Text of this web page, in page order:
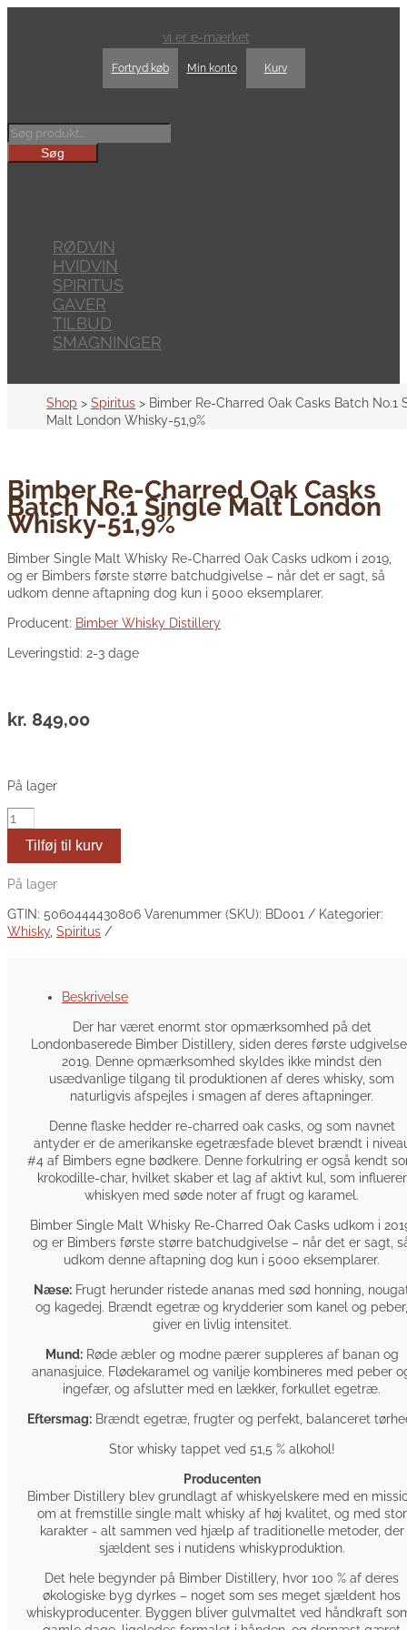
vi er e-mærket
Fortryd køb Min konto Kurv
Products
searchSøg
RØDVIN
HVIDVIN
SPIRITUS
GAVER
TILBUD
SMAGNINGER
Shop >Spiritus > Bimber Re-Charred Oak Casks Batch No.1
Malt London Whisky-51,9%
Bimber Re-Charred Oak Casks
Batch No.1 Single Malt London
Whisky-51,9%
Bimber Single Malt Whisky Re-Charred Oak Casks udkom i 2019,
og er Bimbers første større batchudgivelse – når det er sagt, så
udkom denne aftapning dog kun i 5000 eksemplarer.
Producent: Bimber Whisky Distillery
Leveringstid: 2-3 dage
kr. 849,00
På lager
Bimber
Re-
Charred
Oak
Casks
No.1
Single
Tilføj til kurv
På lager
GTIN: 5060444430806 Varenummer (SKU): BD001
Kategorier:
Whisky, Spiritus
Beskrivelse
Der har været enormt stor opmærksomhed på det
Londonbaserede Bimber Distillery, siden deres første
2019. Denne opmærksomhed skyldes ikke mindst den
usædvanlige tilgang til produktionen af deres whisky, som
naturligvis afspejles i smagen af deres aftapninger.
Denne flaske hedder re-charred oak casks, og som navnet
antyder er de amerikanske egetræsfade blevet brændt i
#4 af Bimbers egne bødkere. Denne forkulring er også kendt
krokodille-char, hvilket skaber et lag af aktivt kul, som influerer
whiskyen med søde noter af frugt og karamel.
Bimber Single Malt Whisky Re-Charred Oak Casks udkom i
og er Bimbers første større batchudgivelse – når det er sagt,
udkom denne aftapning dog kun i 5000 eksemplarer.
Næse: Frugt herunder ristede ananas med sød honning,
og kagedej. Brændt egetræ og krydderier som kanel og peber,
giver en livlig intensitet.
Mund:Røde æbler og modne pærer suppleres af banan og
ananasjuice. Flødekaramel og vanilje kombineres med peber
ingefær, og afslutter med en lækker, forkullet egetræ.
Eftersmag: Brændt egetræ, frugter og perfekt, balanceret
Stor whisky tappet ved 51,5 % alkohol!
Producenten
Bimber Distillery blev grundlagt af whiskyelskere med en
om at fremstille single malt whisky af høj kvalitet, og med stor
karakter - alt sammen ved hjælp af traditionelle metoder, der
sjældent ses i nutidens whiskyproduktion.
Det hele begynder på Bimber Distillery, hvor 100 % af deres
økologiske byg dyrkes – noget som ses meget sjældent hos
whiskyproducenter. Byggen bliver gulvmaltet ved håndkraft